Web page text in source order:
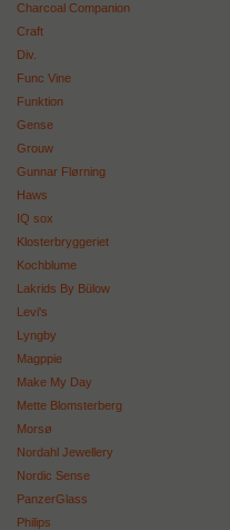
Charcoal Companion
Craft
Div.
Func Vine
Funktion
Gense
Grouw
Gunnar Flørning
Haws
IQ sox
Klosterbryggeriet
Kochblume
Lakrids By Bülow
Levi's
Lyngby
Magppie
Make My Day
Mette Blomsterberg
Morsø
Nordahl Jewellery
Nordic Sense
PanzerGlass
Philips